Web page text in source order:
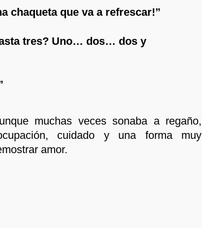
chaqueta que va a refrescar!”
tres? Uno… dos… dos y
muchas veces sonaba a regaño,
cuidado y una forma muy
amor.